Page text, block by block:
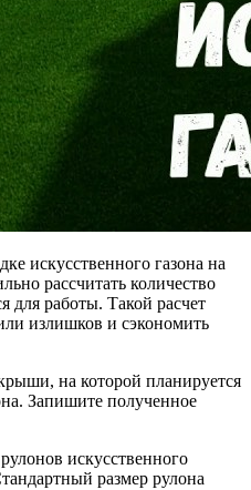
искусственного газона на
рассчитать количество
для работы. Такой расчет
излишков и сэкономить
на которой планируется
Запишите полученное
искусственного
размер рулона